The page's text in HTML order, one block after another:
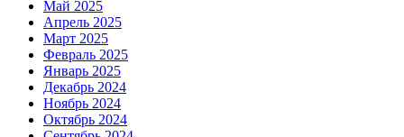
Май 2025
Апрель 2025
Март 2025
Февраль 2025
Январь 2025
Декабрь 2024
Ноябрь 2024
Октябрь 2024